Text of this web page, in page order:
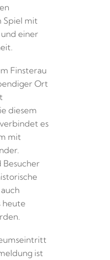
Spiel mit
einer
Finsterau
Ort
diesem
es
mit
Besucher
heute
ist